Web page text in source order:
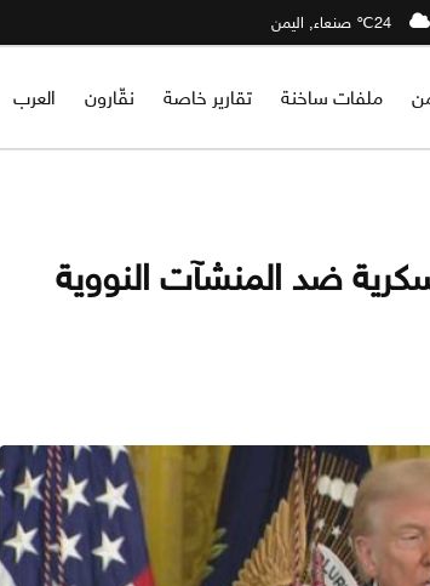
24℃ صنعاء, اليمن
ملفات ساخنة تقارير خاصة نقّارون العرب
ضد المنشآت النووية